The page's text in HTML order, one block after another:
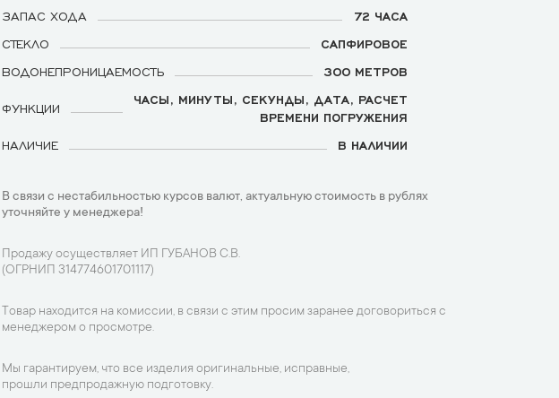
ЗАПАС ХОДА
72 ЧАСА
СТЕКЛО
САПФИРОВОЕ
ВОДОНЕПРОНИЦАЕМОСТЬ
300 МЕТРОВ
ФУНКЦИИ
ЧАСЫ, МИНУТЫ, СЕКУНДЫ, ДАТА, РАСЧЕТ
ВРЕМЕНИ ПОГРУЖЕНИЯ
НАЛИЧИЕ
В НАЛИЧИИ
В связи с нестабильностью курсов валют, актуальную стоимость в рублях
уточняйте у менеджера!
Продажу осуществляет ИП ГУБАНОВ С.В.
(ОГРНИП 314774601701117)
Товар находится на комиссии, в связи с этим просим заранее договориться с
менеджером о просмотре.
Мы гарантируем, что все изделия оригинальные, исправные,
прошли предпродажную подготовку.